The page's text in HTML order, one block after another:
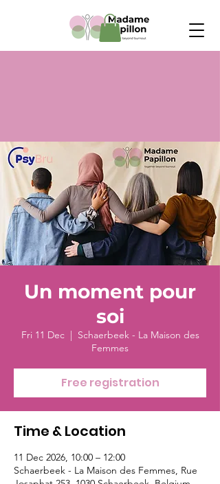
Un moment pour
soi
Fri 11 Dec
  |
Schaerbeek - La Maison des
Femmes
Free registration
Time & Location
11 Dec 2026, 10:00 – 12:00
Schaerbeek - La Maison des Femmes, Rue